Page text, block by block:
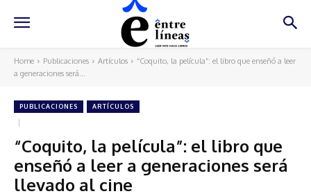
Home Publicaciones Artículos
“Coquito, la película”: el libro que enseñó a leer
a generaciones será...
PUBLICACIONES ARTÍCULOS
“Coquito, la película”: el libro que
enseñó a leer a generaciones será
llevado al cine